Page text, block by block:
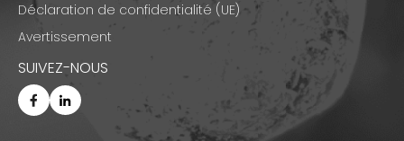
Déclaration de confidentialité (UE)
Avertissement
SUIVEZ-NOUS